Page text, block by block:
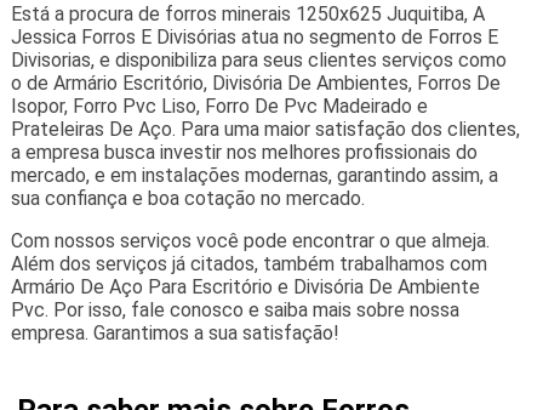
Está a procura de forros minerais 1250x625 Juquitiba, A
Jessica Forros E Divisórias atua no segmento de Forros E
Divisorias, e disponibiliza para seus clientes serviços como
o de Armário Escritório, Divisória De Ambientes, Forros De
Isopor, Forro Pvc Liso, Forro De Pvc Madeirado e
Prateleiras De Aço. Para uma maior satisfação dos clientes,
a empresa busca investir nos melhores profissionais do
mercado, e em instalações modernas, garantindo assim, a
sua confiança e boa cotação no mercado.
Com nossos serviços você pode encontrar o que almeja.
Além dos serviços já citados, também trabalhamos com
Armário De Aço Para Escritório e Divisória De Ambiente
Pvc. Por isso, fale conosco e saiba mais sobre nossa
empresa. Garantimos a sua satisfação!